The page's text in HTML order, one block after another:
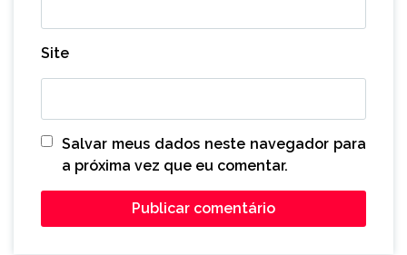
Site
Salvar meus dados neste navegador para
a próxima vez que eu comentar.